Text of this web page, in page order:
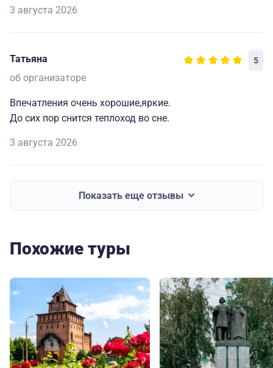
3 августа 2026
Татьяна 5
об организаторе
Впечатления очень хорошие,яркие.
До сих пор снится теплоход во сне.
3 августа 2026
Показать еще отзывы
Похожие туры